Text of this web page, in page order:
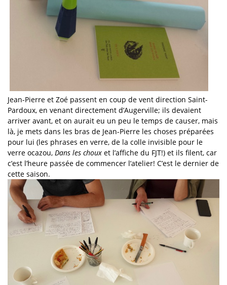
Jean-Pierre et Zoé passent en coup de vent direction Saint-
Pardoux, en venant directement d’Augerville; ils devaient
arriver avant, et on aurait eu un peu le temps de causer, mais
là, je mets dans les bras de Jean-Pierre les choses préparées
pour lui (les phrases en verre, de la colle invisible pour le
verre ocazou, Dans les choux et l’affiche du FJT!) et ils filent, car
c’est l’heure passée de commencer l’atelier! C’est le dernier de
cette saison.